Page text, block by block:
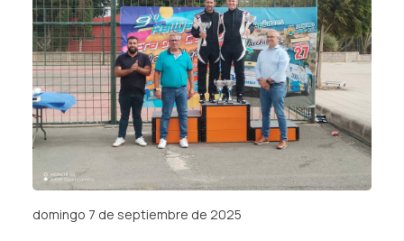
domingo 7 de septiembre de 2025